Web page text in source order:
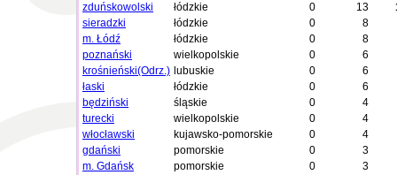
zduńskowolski
łódzkie 0 13
sieradzki
łódzkie 0
8
m. Łódź
łódzkie 0
8
poznański
wielkopolskie 0
6
krośnieński(Odrz.) lubuskie 0
6
łaski
łódzkie 0
6
będziński
śląskie 0
4
turecki
wielkopolskie 0
4
włocławski
kujawsko-pomorskie 0
4
gdański
pomorskie 0
3
m. Gdańsk
pomorskie 0
3